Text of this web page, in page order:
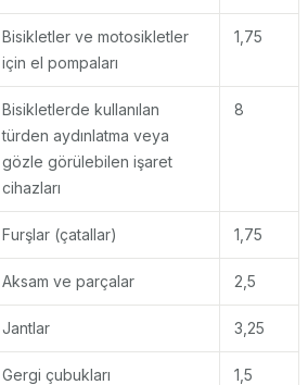
Bisikletler ve motosikletler
için el pompaları
1,75
Bisikletlerde kullanılan
türden aydınlatma veya
gözle görülebilen işaret
cihazları
8
Furşlar (çatallar) 1,75
Aksam ve parçalar 2,5
Jantlar 3,25
Gergi çubukları 1,5